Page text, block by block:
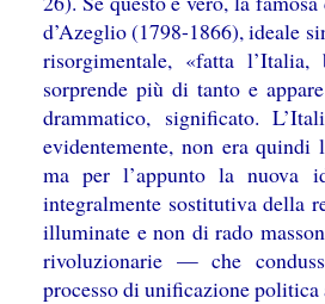
d’Azeglio (1798-1866), ideale
risorgimentale, «fatta
sorprende più di tanto e
drammatico, significato.
evidentemente, non era quindi
ma per l’appunto la nuova
integralmente sostitutiva della
illuminate e non di rado
rivoluzionarie — che
processo di unificazione